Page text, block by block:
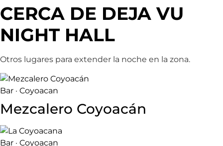
CERCA DE DEJA VU
NIGHT HALL
Otros lugares para extender la noche en la zona.
Bar · Coyoacan
Mezcalero Coyoacán
Bar · Coyoacan